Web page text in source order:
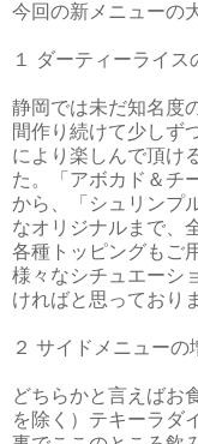
今回の新メニューの
１ ダーティーライス
静岡では未だ知名度
間作り続けて少しず
により楽しんで頂け
た。「アボカド＆チ
から、「シュリンプ
なオリジナルまで、
各種トッピングもご
様々なシチュエーシ
ければと思っており
２ サイドメニューの
どちらかと言えばお
を除く）テキーラダ